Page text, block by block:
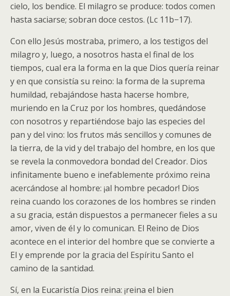
cielo, los bendice. El milagro se produce: todos comen
hasta saciarse; sobran doce cestos. (Lc 11b−17).
Con ello Jesús mostraba, primero, a los testigos del
milagro y, luego, a nosotros hasta el final de los
tiempos, cual era la forma en la que Dios quería reinar
y en que consistía su reino: la forma de la suprema
humildad, rebajándose hasta hacerse hombre,
muriendo en la Cruz por los hombres, quedándose
con nosotros y repartiéndose bajo las especies del
pan y del vino: los frutos más sencillos y comunes de
la tierra, de la vid y del trabajo del hombre, en los que
se revela la conmovedora bondad del Creador. Dios
infinitamente bueno e inefablemente próximo reina
acercándose al hombre: ¡al hombre pecador! Dios
reina cuando los corazones de los hombres se rinden
a su gracia, están dispuestos a permanecer fieles a su
amor, viven de él y lo comunican. El Reino de Dios
acontece en el interior del hombre que se convierte a
El y emprende por la gracia del Espíritu Santo el
camino de la santidad.
Sí, en la Eucaristía Dios reina: ¡reina el bien